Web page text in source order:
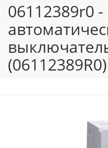
06112389r0 -
(06112389R0)